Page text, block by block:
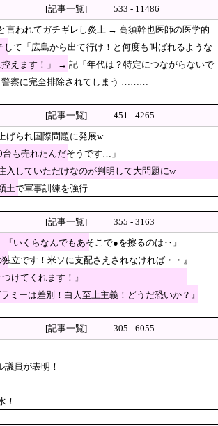
れてガチギレし炎上 → 高須幹也医師の医学
投稿
が『時効の壁を越えてIOCの調査
き上げ勧告 2年で6%超え
ラッキー」と思って中を確認して
広島から出て行け！と何度も叫ばれるよう
・・・
快適そうでめちゃくちゃ羨まし
」
[記事一覧]
533 - 11486
言われてガチギレし炎上 → 高須幹也医師の医学的
して「広島から出て行け！と何度も叫ばれるような
えます！」 → 記「年代は？特定につながらないで
警察に完全排除されてしまう ………
[記事一覧]
451 - 4265
げられ国際問題に発展w
も売れたんだそうです…」
入していただけなのが判明して大問題にw
土で軍事訓練を強行
[記事一覧]
355 - 3163
いくらなんでもあそこで●を擦るのは‥』
です！米ソに支配さえされなければ・・』
けてくれます！』
ーは差別！白人至上主義！どうだ恐いか？』
[記事一覧]
305 - 6055
員が表明！
！